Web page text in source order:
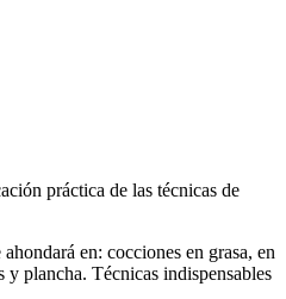
práctica de las técnicas de
en: cocciones en grasa, en
y plancha. Técnicas indispensables